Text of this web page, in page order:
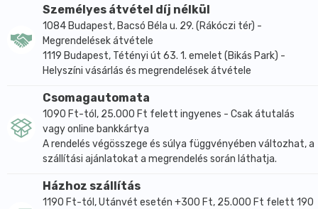
Személyes átvétel díj nélkül
1084 Budapest, Bacsó Béla u. 29. (Rákóczi tér) -
Megrendelések átvétele
1119 Budapest, Tétényi út 63. 1. emelet (Bikás Park) -
Helyszíni vásárlás és megrendelések átvétele
Csomagautomata
1090 Ft-tól, 25.000 Ft felett ingyenes - Csak átutalás
vagy online bankkártya
A rendelés végösszege és súlya függvényében változhat, a
szállítási ajánlatokat a megrendelés során láthatja.
Házhoz szállítás
1190 Ft-tól, Utánvét esetén +300 Ft, 25.000 Ft felett 190